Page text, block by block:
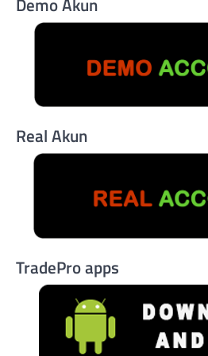
Real Akun
TradePro apps